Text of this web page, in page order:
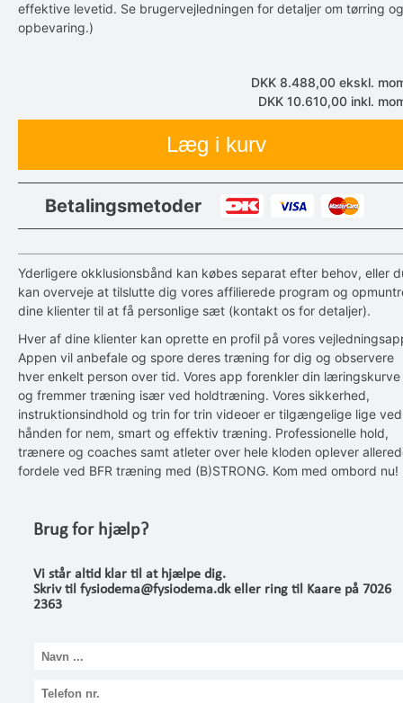
effektive levetid. Se brugervejledningen for detaljer om tørring og
opbevaring.)
DKK 8.488,00 ekskl.
DKK 10.610,00 inkl.
Læg i kurv
Betalingsmetoder
Yderligere okklusionsbånd kan købes separat efter behov, eller
kan overveje at tilslutte dig vores affilierede program og
dine klienter til at få personlige sæt (kontakt os for detaljer).
Hver af dine klienter kan oprette en profil på vores
Appen vil anbefale og spore deres træning for dig og observere
hver enkelt person over tid. Vores app forenkler din læringskurve
og fremmer træning især ved holdtræning. Vores sikkerhed,
instruktionsindhold og trin for trin videoer er tilgængelige lige ved
hånden for nem, smart og effektiv træning. Professionelle hold,
trænere og coaches samt atleter over hele kloden oplever
fordele ved BFR træning med (B)STRONG. Kom med ombord nu!
Brug for hjælp?
Vi står altid klar til at hjælpe dig.
Skriv til fysiodema@fysiodema.dk eller ring til Kaare på 7026
2363